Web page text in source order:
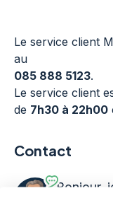
Le service client
au
085 888 5123.
Le service client
de 7h30 à 22h00
Contact
Bonjour,